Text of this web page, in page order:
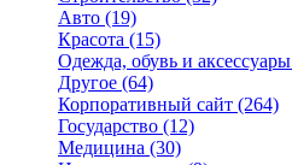
Авто (19)
Красота (15)
Одежда, обувь и аксессуары
Другое (64)
Корпоративный сайт (264)
Государство (12)
Медицина (30)